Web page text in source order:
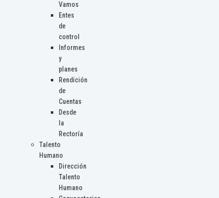
Vamos
Entes
de
control
Informes
y
planes
Rendición
de
Cuentas
Desde
la
Rectoría
Talento
Humano
Dirección
Talento
Humano